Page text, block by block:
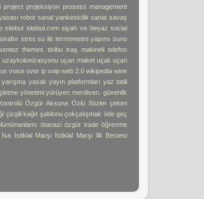
project projeksiyon prosess management
robot sanal yankesicilik sanat savaş
sitebul sitebul.com siyah ve beyaz social
strafor stres su ile termometre yapımı suno
themes tivibu traş makineli telefon
uzaykolonizasyonu uçan maket uçak uçan
voice over ip voip web 2.0 wikipedia wine
yarışma yasak yayın platformları yaz tatili
yönetimi yürüyen merdiven. güvenlik
Özgür Aksuna Özlü Sözler çekim
çizgili kağıt şablonu çokçalışmak öde geç
ötanazi özgür irade öğrenme
İsa İstiklal Marşı İstiklal Marşı İlk Bestesi